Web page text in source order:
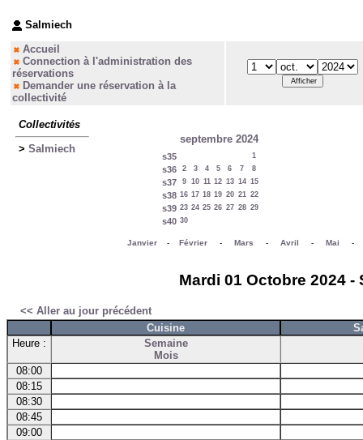
Salmiech
Accueil
Connection à l'administration des
réservations
Demander une réservation à la
collectivité
Collectivités
> Salmiech
septembre 2024
s35 1
s36 2 3 4 5 6 7 8
s37 9 10 11 12 13 14 15
s38 16 17 18 19 20 21 22
s39 23 24 25 26 27 28 29
s40 30
Janvier- Février- Mars - Avril - Mai
Mardi 01 Octobre 2024
<< Aller au jour précédent
Cuisine
Heure :
Semaine
Mois
08:00
08:15
08:30
08:45
09:00